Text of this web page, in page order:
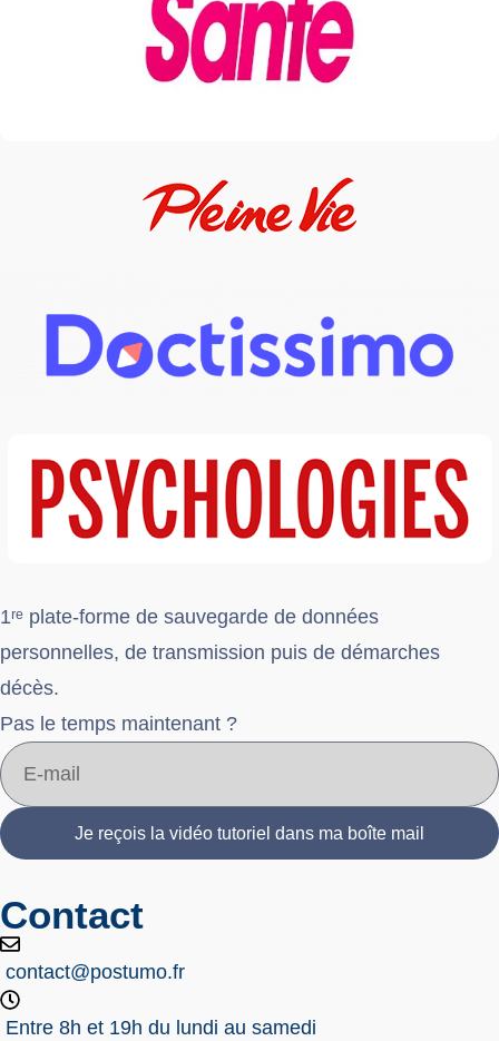
1ʳᵉ plate-forme de sauvegarde de données
personnelles, de transmission puis de démarches
décès.
Pas le temps maintenant ?
Je reçois la vidéo tutoriel dans ma boîte mail
Contact
contact@postumo.fr
Entre 8h et 19h du lundi au samedi